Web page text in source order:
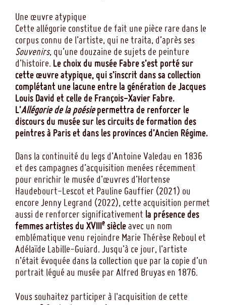
Une œuvre atypique
Cette allégorie constitue de fait une pièce rare dans le
corpus connu de l’artiste, qui ne traita, d’après ses
Souvenirs, qu’une douzaine de sujets de peinture
d’histoire. Le choix du musée Fabre s’est porté sur
cette œuvre atypique, qui s’inscrit dans sa collection
complétant une lacune entre la génération de Jacques
Louis David et celle de François-Xavier Fabre.
L’Allégorie de la poésiepermettra de renforcer le
discours du musée sur les circuits de formation des
peintres à Paris et dans les provinces d’Ancien Régime.
Dans la continuité du legs d’Antoine Valedau en 1836
et des campagnes d’acquisition menées récemment
pour enrichir le musée d’œuvres d’Hortense
Haudebourt-Lescot et Pauline Gauffier (2021) ou
encore Jenny Legrand (2022), cette acquisition permet
aussi de renforcer significativement la présence des
femmes artistes du XVIIIe siècleavec un nom
emblématique venu rejoindre Marie Thérèse Reboul et
Adélaïde Labille-Guiard. Jusqu’à ce jour, l’artiste
n’était évoquée dans la collection que par la copie d’un
portrait légué au musée par Alfred Bruyas en 1876.
Vous souhaitez participer à l'acquisition de cette